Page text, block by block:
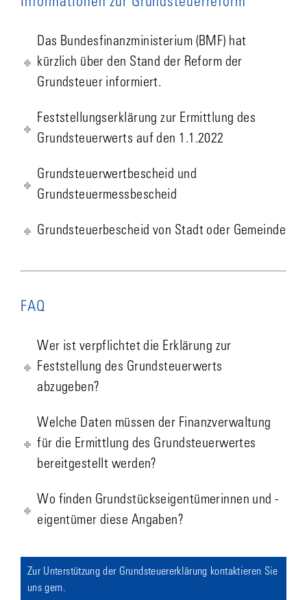
Das Bundesfinanzministerium (BMF) hat
kürzlich über den Stand der Reform der
Grundsteuer informiert.
Feststellungserklärung zur Ermittlung des
Grundsteuerwerts auf den 1.1.2022
Grundsteuerwertbescheid und
Grundsteuermessbescheid
Grundsteuerbescheid von Stadt oder Gemeinde
FAQ
Wer ist verpflichtet die Erklärung zur
Feststellung des Grundsteuerwerts
abzugeben?
Welche Daten müssen der Finanzverwaltung
für die Ermittlung des Grundsteuerwertes
bereitgestellt werden?
Wo finden Grundstückseigentümerinnen und -
eigentümer diese Angaben?
Zur Unterstützung der Grundsteuererklärung kontaktieren Sie
uns gern.